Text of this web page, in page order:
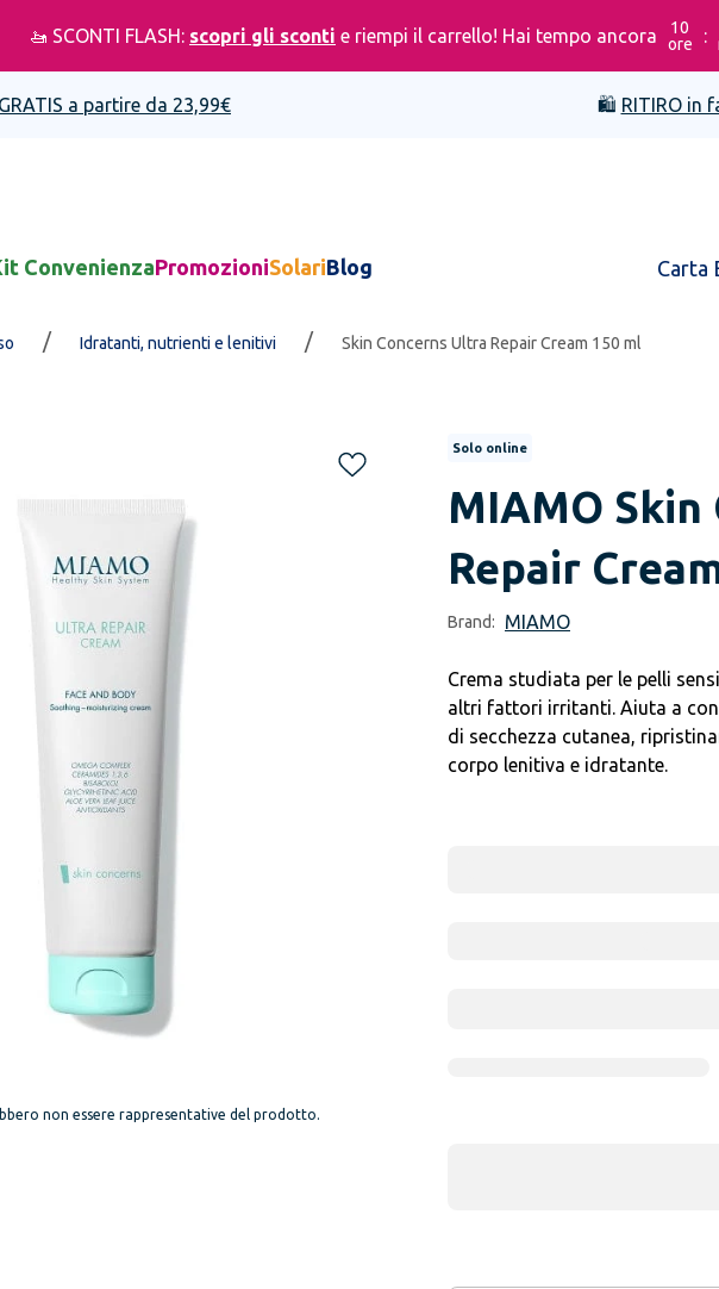
🚤 SCONTI FLASH: scopri gli sconti e riempi il carrello! Hai tempo ancora
10
ore
:
a partire da 23,99€ 🛍️ RITIRO in
ConvenienzaPromozioniSolariBlog Carta
/ Idratanti, nutrienti e lenitivi / Skin Concerns Ultra Repair Cream 150 ml
non essere rappresentative del prodotto.
Solo online
MIAMO Skin
Repair
Brand: MIAMO
Crema studiata per le pelli
altri fattori irritanti. Aiuta a
di secchezza cutanea,
corpo lenitiva e idratante.